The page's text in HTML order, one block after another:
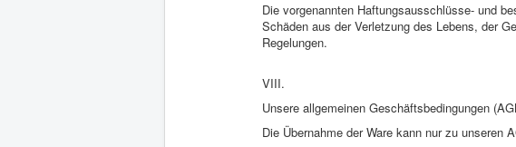
Die vorgenannten Haftungsausschlüsse- und
Schäden aus der Verletzung des Lebens, der
Regelungen.
VIII.
Unsere allgemeinen Geschäftsbedingungen
Die Übernahme der Ware kann nur zu unseren